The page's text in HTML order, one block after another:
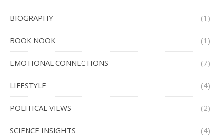
BIOGRAPHY (1)
BOOK NOOK (1)
EMOTIONAL CONNECTIONS (7)
LIFESTYLE (4)
POLITICAL VIEWS (2)
SCIENCE INSIGHTS (4)